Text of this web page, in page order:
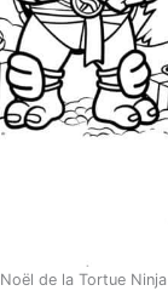
Noël de la Tortue Ninja